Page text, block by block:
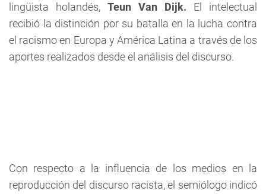
lingüista holandés, Teun Van Dijk. El intelectual
recibió la distinción por su batalla en la lucha contra
el racismo en Europa y América Latina a través de los
aportes realizados desde el análisis del discurso.
Con respecto a la influencia de los medios en la
reproducción del discurso racista, el semiólogo indicó